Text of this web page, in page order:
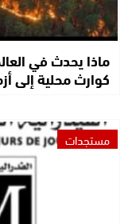
ماذا يحدث في
كوارث محلية إلى
مستجدات